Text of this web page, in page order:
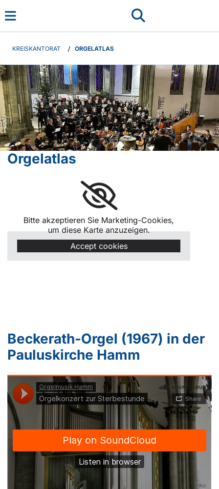
KREISKANTORAT / ORGELATLAS
Orgelatlas
Bitte akzeptieren Sie Marketing-Cookies,
um diese Karte anzuzeigen.
Accept cookies
Beckerath-Orgel (1967) in der
Pauluskirche Hamm